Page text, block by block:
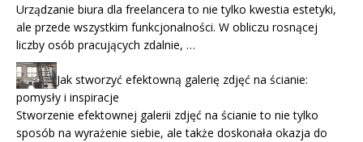
Urządzanie biura dla freelancera to nie tylko kwestia estetyki,
ale przede wszystkim funkcjonalności. W obliczu rosnącej
liczby osób pracujących zdalnie, …
Jak stworzyć efektowną galerię zdjęć na ścianie:
pomysły i inspiracje
Stworzenie efektownej galerii zdjęć na ścianie to nie tylko
sposób na wyrażenie siebie, ale także doskonała okazja do